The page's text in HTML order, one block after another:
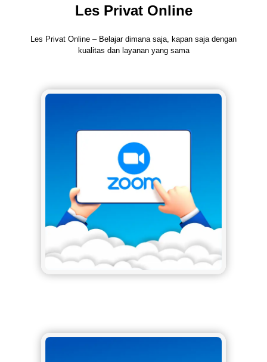
Les Privat Online
Les Privat Online – Belajar dimana saja, kapan saja dengan
kualitas dan layanan yang sama